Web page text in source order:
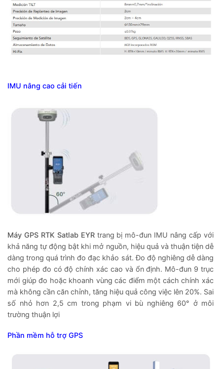
IMU nâng cao cải tiến
Máy GPS RTK Satlab EYRtrang bị mô-đun IMU nâng cấp với
khả năng tự động bật khi mở nguồn, hiệu quả và thuận tiện dễ
dàng trong quá trình đo đạc khảo sát. Đo độ nghiêng dễ dàng
cho phép đo có độ chính xác cao và ổn định. Mô-đun 9 trục
mới giúp đo hoặc khoanh vùng các điểm một cách chính xác
mà không cần căn chỉnh, tăng hiệu quả công việc lên 20%. Sai
số nhỏ hơn 2,5 cm trong phạm vi bù nghiêng 60° ở môi
trường thuận lợi
Phần mềm hỗ trợ GPS